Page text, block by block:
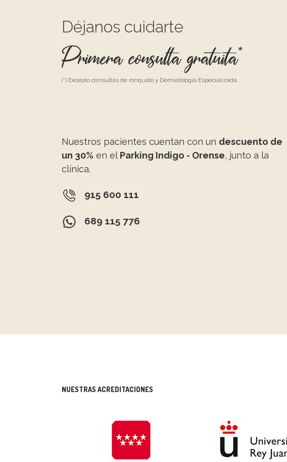
Déjanos cuidarte
Primera consulta gratuita*
(*) Excepto consultas de ronquido y Dermatología Especializada.
Nuestros pacientes cuentan con un descuento de
un 30% en el Parking Indigo - Orense, junto a la
clínica.
915 600 111
689 115 776
NUESTRAS ACREDITACIONES